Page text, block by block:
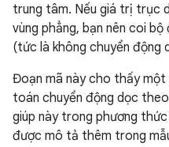
trung tâm. Nếu giá trị trục
vùng phẳng, bạn nên coi
(tức là không chuyển
Đoạn mã này cho thấy
toán chuyển động dọc
giúp này trong phương thức
được mô tả thêm trong